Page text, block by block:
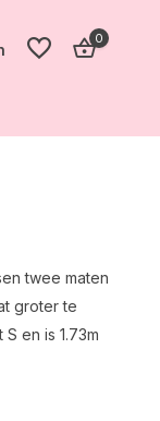
0
twee maten
groter te
en is 1.73m